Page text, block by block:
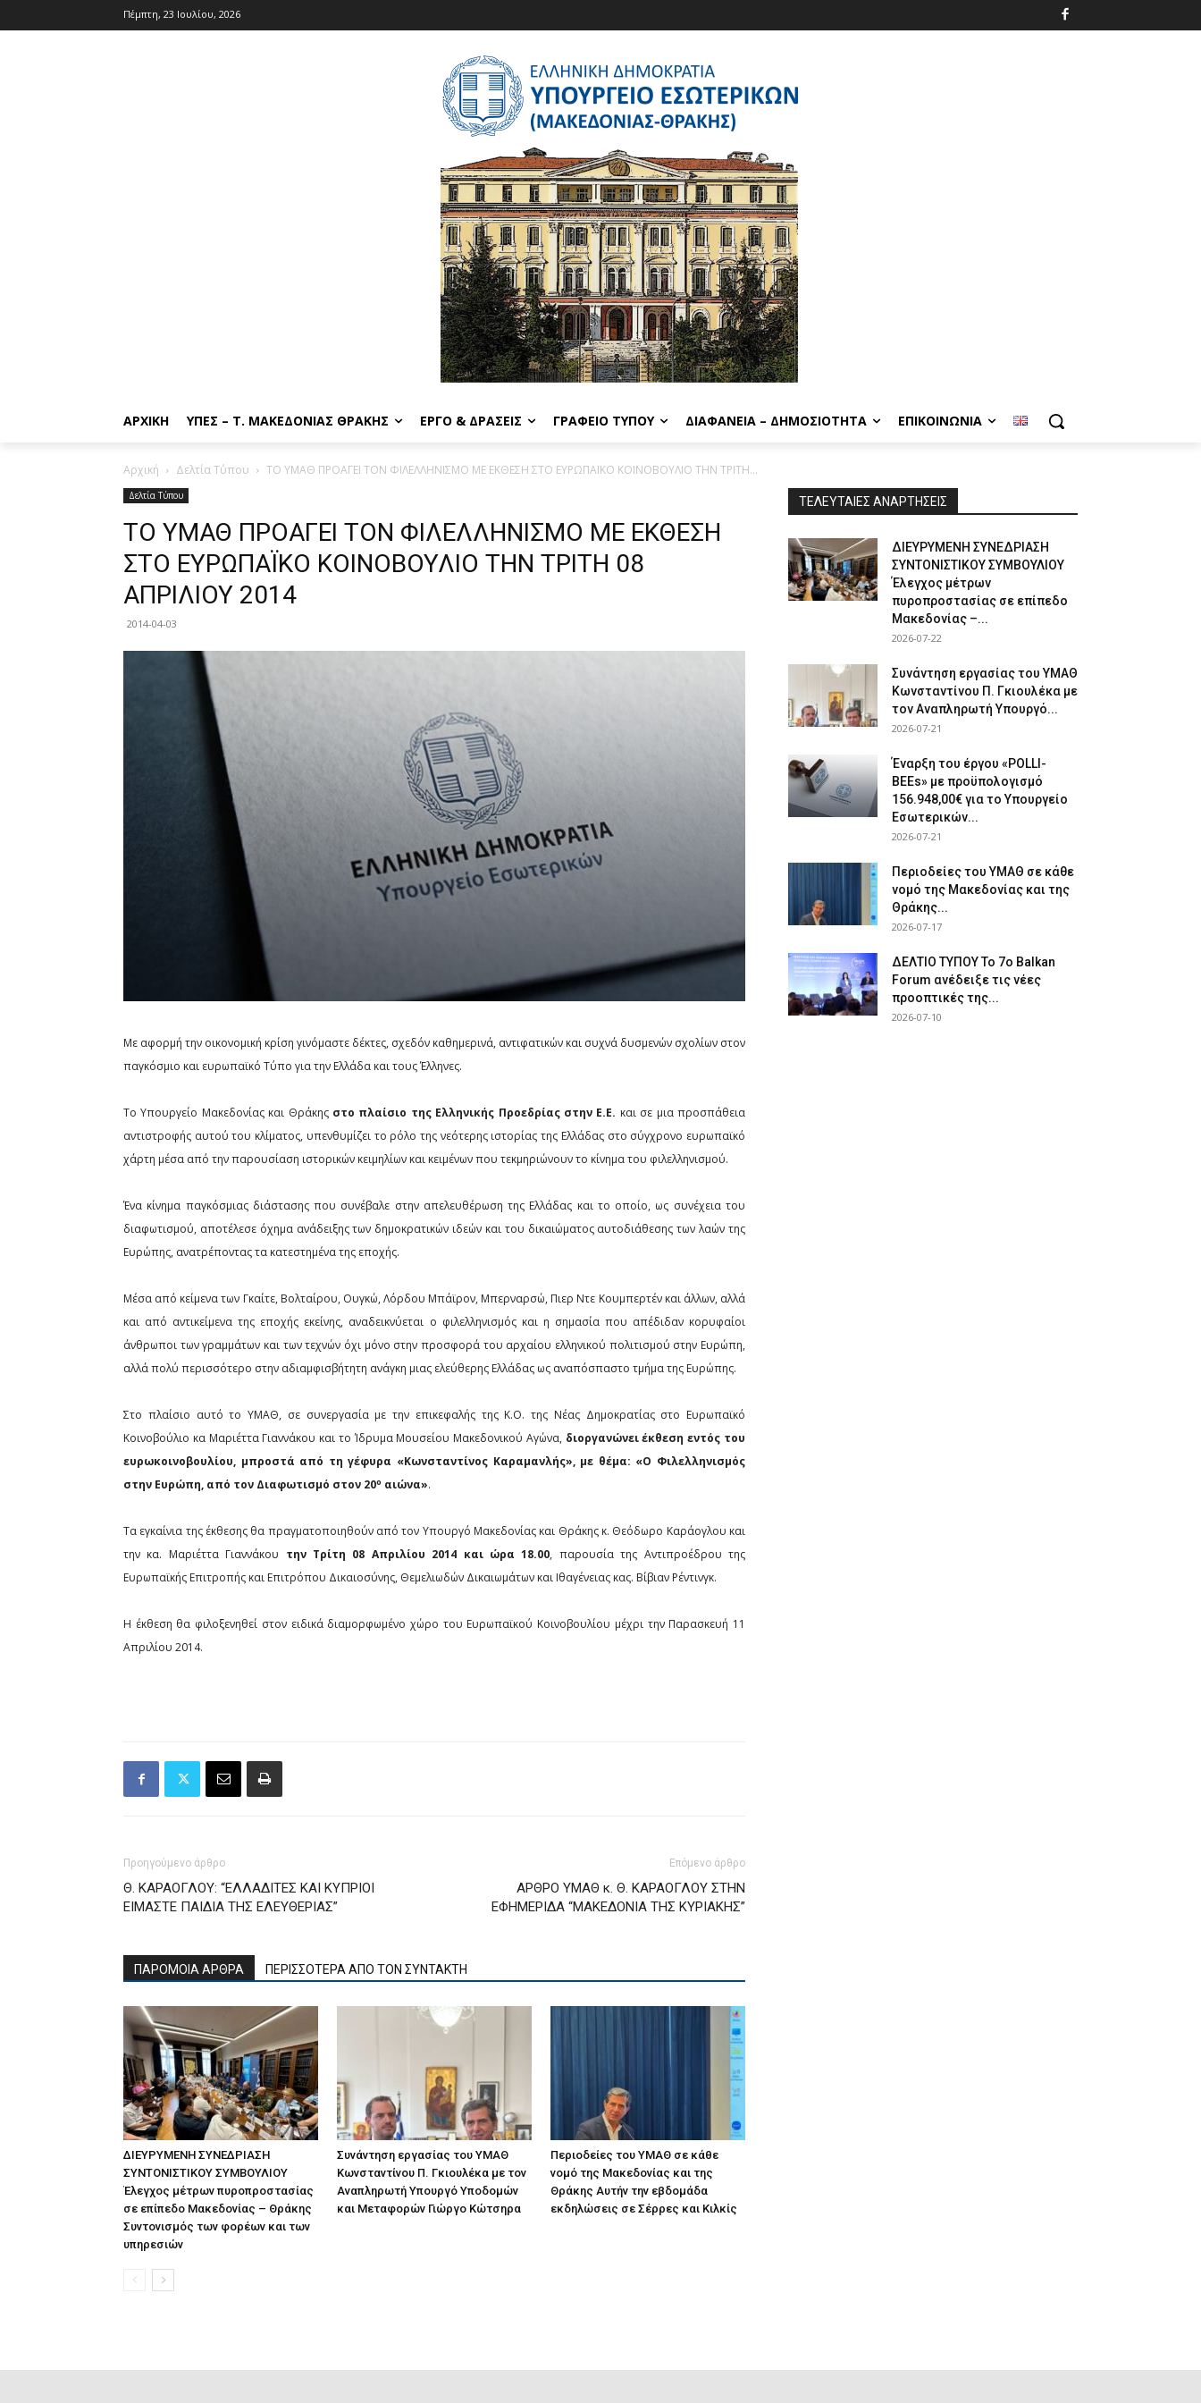
Πέμπτη, 23 Ιουλίου, 2026
ΑΡΧΙΚΉ ΥΠΕΣ – Τ. ΜΑΚΕΔΟΝΊΑΣ ΘΡΆΚΗΣ ΈΡΓΟ & ΔΡΆΣΕΙΣ ΓΡΑΦΕΊΟ ΤΎΠΟΥ ΔΙΑΦΆΝΕΙΑ – ΔΗΜΟΣΙΌΤΗΤΑ ΕΠΙΚΟΙΝΩΝΊΑ
Αρχική Δελτία Τύπου ΤΟ ΥΜΑΘ ΠΡΟΑΓΕΙ ΤΟΝ ΦΙΛΕΛΛΗΝΙΣΜΟ ΜΕ ΕΚΘΕΣΗ ΣΤΟ ΕΥΡΩΠΑΪΚΟ ΚΟΙΝΟΒΟΥΛΙΟ ΤΗΝ ΤΡΙΤΗ...
Δελτία Τύπου
ΤΟ ΥΜΑΘ ΠΡΟΑΓΕΙ ΤΟΝ ΦΙΛΕΛΛΗΝΙΣΜΟ ΜΕ ΕΚΘΕΣΗ
ΣΤΟ ΕΥΡΩΠΑΪΚΟ ΚΟΙΝΟΒΟΥΛΙΟ ΤΗΝ ΤΡΙΤΗ 08
ΑΠΡΙΛΙΟΥ 2014
2014-04-03
Με αφορμή την οικονομική κρίση γινόμαστε δέκτες, σχεδόν καθημερινά, αντιφατικών και συχνά δυσμενών σχολίων στον
παγκόσμιο και ευρωπαϊκό Τύπο για την Ελλάδα και τους Έλληνες.
Το Υπουργείο Μακεδονίας και Θράκης στο πλαίσιο της Ελληνικής Προεδρίας στην Ε.Ε. και σε μια προσπάθεια
αντιστροφής αυτού του κλίματος, υπενθυμίζει το ρόλο της νεότερης ιστορίας της Ελλάδας στο σύγχρονο ευρωπαϊκό
χάρτη μέσα από την παρουσίαση ιστορικών κειμηλίων και κειμένων που τεκμηριώνουν το κίνημα του φιλελληνισμού.
Ένα κίνημα παγκόσμιας διάστασης που συνέβαλε στην απελευθέρωση της Ελλάδας και το οποίο, ως συνέχεια του
διαφωτισμού, αποτέλεσε όχημα ανάδειξης των δημοκρατικών ιδεών και του δικαιώματος αυτοδιάθεσης των λαών της
Ευρώπης, ανατρέποντας τα κατεστημένα της εποχής.
Μέσα από κείμενα των Γκαίτε, Βολταίρου, Ουγκώ, Λόρδου Μπάϊρον, Μπερναρσώ, Πιερ Ντε Κουμπερτέν και άλλων, αλλά
και από αντικείμενα της εποχής εκείνης, αναδεικνύεται ο φιλελληνισμός και η σημασία που απέδιδαν κορυφαίοι
άνθρωποι των γραμμάτων και των τεχνών όχι μόνο στην προσφορά του αρχαίου ελληνικού πολιτισμού στην Ευρώπη,
αλλά πολύ περισσότερο στην αδιαμφισβήτητη ανάγκη μιας ελεύθερης Ελλάδας ως αναπόσπαστο τμήμα της Ευρώπης.
Στο πλαίσιο αυτό το ΥΜΑΘ, σε συνεργασία με την επικεφαλής της Κ.Ο. της Νέας Δημοκρατίας στο Ευρωπαϊκό
Κοινοβούλιο κα Μαριέττα Γιαννάκου και το Ίδρυμα Μουσείου Μακεδονικού Αγώνα, διοργανώνει έκθεση εντός του
ευρωκοινοβουλίου, μπροστά από τη γέφυρα «Κωνσταντίνος Καραμανλής», με θέμα: «Ο Φιλελληνισμός
στην Ευρώπη, από τον Διαφωτισμό στον 20ο αιώνα».
Τα εγκαίνια της έκθεσης θα πραγματοποιηθούν από τον Υπουργό Μακεδονίας και Θράκης κ. Θεόδωρο Καράογλου και
την κα. Μαριέττα Γιαννάκου την Τρίτη 08 Απριλίου 2014 και ώρα 18.00, παρουσία της Αντιπροέδρου της
Ευρωπαϊκής Επιτροπής και Επιτρόπου Δικαιοσύνης, Θεμελιωδών Δικαιωμάτων και Ιθαγένειας κας. Βίβιαν Ρέντινγκ.
Η έκθεση θα φιλοξενηθεί στον ειδικά διαμορφωμένο χώρο του Ευρωπαϊκού Κοινοβουλίου μέχρι την Παρασκευή 11
Απριλίου 2014.
Προηγούμενο άρθρο
Θ. ΚΑΡΑΟΓΛΟΥ: “ΕΛΛΑΔΙΤΕΣ ΚΑΙ ΚΥΠΡΙΟΙ
ΕΙΜΑΣΤΕ ΠΑΙΔΙΑ ΤΗΣ ΕΛΕΥΘΕΡΙΑΣ”
Επόμενο άρθρο
ΑΡΘΡΟ ΥΜΑΘ κ. Θ. ΚΑΡΑΟΓΛΟΥ ΣΤΗΝ
ΕΦΗΜΕΡΙΔΑ “ΜΑΚΕΔΟΝΙΑ ΤΗΣ ΚΥΡΙΑΚΗΣ”
ΠΑΡΟΜΟΙΑ ΑΡΘΡΑ ΠΕΡΙΣΣΟΤΕΡΑ ΑΠΟ ΤΟΝ ΣΥΝΤΑΚΤΗ
ΔΙΕΥΡΥΜΕΝΗ ΣΥΝΕΔΡΙΑΣΗ
ΣΥΝΤΟΝΙΣΤΙΚΟΥ ΣΥΜΒΟΥΛΙΟΥ
Έλεγχος μέτρων πυροπροστασίας
σε επίπεδο Μακεδονίας – Θράκης
Συντονισμός των φορέων και των
υπηρεσιών
Συνάντηση εργασίας του ΥΜΑΘ
Κωνσταντίνου Π. Γκιουλέκα με τον
Αναπληρωτή Υπουργό Υποδομών
και Μεταφορών Γιώργο Κώτσηρα
Περιοδείες του ΥΜΑΘ σε κάθε
νομό της Μακεδονίας και της
Θράκης Αυτήν την εβδομάδα
εκδηλώσεις σε Σέρρες και Κιλκίς
ΤΕΛΕΥΤΑΙΕΣ ΑΝΑΡΤΗΣΕΙΣ
ΔΙΕΥΡΥΜΕΝΗ ΣΥΝΕΔΡΙΑΣΗ
ΣΥΝΤΟΝΙΣΤΙΚΟΥ ΣΥΜΒΟΥΛΙΟΥ
Έλεγχος μέτρων
πυροπροστασίας σε επίπεδο
Μακεδονίας –...
2026-07-22
Συνάντηση εργασίας του ΥΜΑΘ
Κωνσταντίνου Π. Γκιουλέκα με
τον Αναπληρωτή Υπουργό...
2026-07-21
Έναρξη του έργου «POLLI-
BEEs» με προϋπολογισμό
156.948,00€ για το Υπουργείο
Εσωτερικών...
2026-07-21
Περιοδείες του ΥΜΑΘ σε κάθε
νομό της Μακεδονίας και της
Θράκης...
2026-07-17
ΔΕΛΤΙΟ ΤΥΠΟΥ Το 7ο Balkan
Forum ανέδειξε τις νέες
προοπτικές της...
2026-07-10